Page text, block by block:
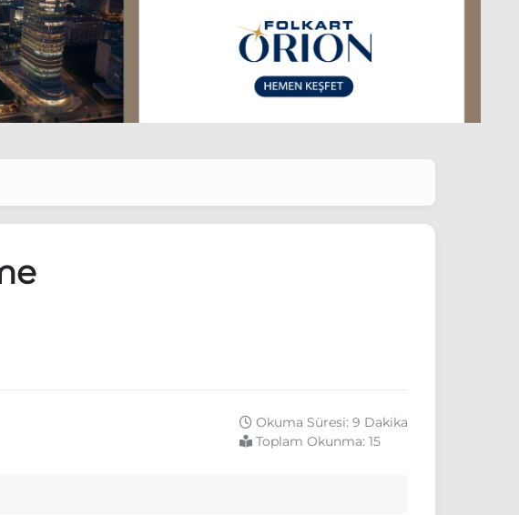
İmamoğlu’nu ziyaret edecek
Okuma Süresi: 9 Dakika
Toplam Okunma: 15